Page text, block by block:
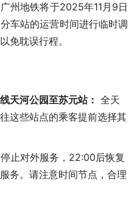
州地铁将于2025年11月9日
车站的运营时间进行临时调
免耽误行程。
天河公园至苏元站： 全天
这些站点的乘客提前选择其
止对外服务，22:00后恢复
务。请注意时间节点，合理